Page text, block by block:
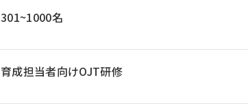
301~1000名
育成担当者向けOJT研修